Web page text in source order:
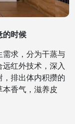
的时候
需求，分为干蒸与
红外技术，深入
，排出体内积攒的
本香气，滋养皮